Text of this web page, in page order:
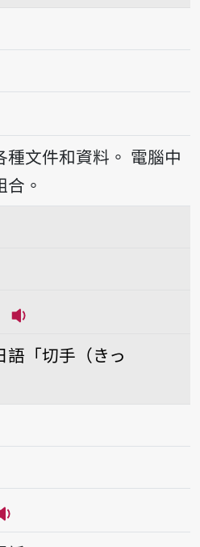
放音讀tóng-àn
文件和資料。 電腦中
。
語「切手（きっ
播放音讀tshiú-ki-á